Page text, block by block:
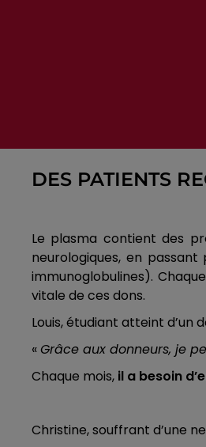
DES PATIENTS
Le plasma contient des
neurologiques, en
immunoglobulines).
vitale de ces dons.
Louis, étudiant atteint d’un
«Grâce aux donneurs, je
Chaque mois, il a besoin
Christine, souffrant d’une